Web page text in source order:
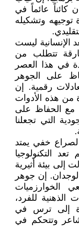
كائناً عائماً في
وتشكيله
الإنسانية ليست
تتطلب من
في هذا العصر
على الجوهر
رقمية. إن
من هذه الأدوات
مع الحفاظ على
التي تجعلنا
خفي يمتد
التكنولوجيا
إلى بيئة أثيرية
إن جوهر
الخوارزميات
الذهنية للفرد،
إلى ترس في
وتتحكم في